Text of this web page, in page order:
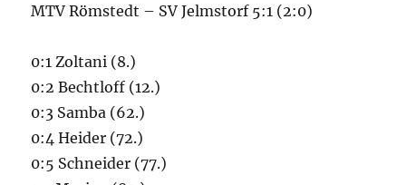
MTV Römstedt – SV Jelmstorf 5:1 (2:0)
0:1 Zoltani (8.)
0:2 Bechtloff (12.)
0:3 Samba (62.)
0:4 Heider (72.)
0:5 Schneider (77.)